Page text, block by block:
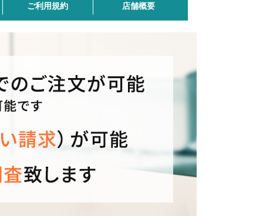
ご利用規約 店舗概要